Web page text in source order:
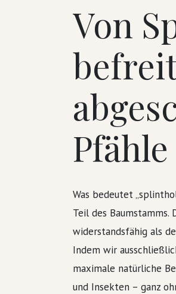
Von
Pfähle
Was bedeutet
Teil des
widerstandsfähig als
Indem wir
maximale natürliche
und Insekten – ganz